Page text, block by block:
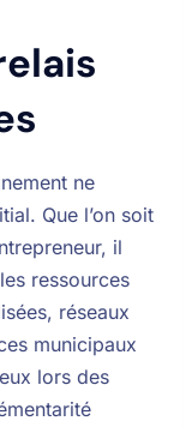
ne
Que l’on soit
il
ressources
réseaux
municipaux
lors des